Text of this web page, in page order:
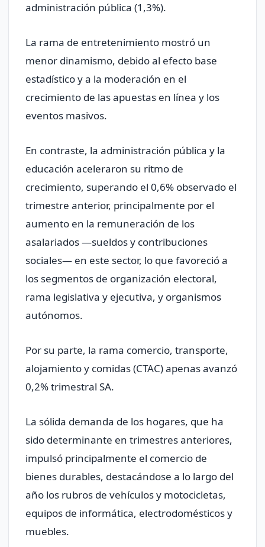
administración pública (1,3%).
La rama de entretenimiento mostró un
menor dinamismo, debido al efecto base
estadístico y a la moderación en el
crecimiento de las apuestas en línea y los
eventos masivos.
En contraste, la administración pública y la
educación aceleraron su ritmo de
crecimiento, superando el 0,6% observado el
trimestre anterior, principalmente por el
aumento en la remuneración de los
asalariados —sueldos y contribuciones
sociales— en este sector, lo que favoreció a
los segmentos de organización electoral,
rama legislativa y ejecutiva, y organismos
autónomos.
Por su parte, la rama comercio, transporte,
alojamiento y comidas (CTAC) apenas avanzó
0,2% trimestral SA.
La sólida demanda de los hogares, que ha
sido determinante en trimestres anteriores,
impulsó principalmente el comercio de
bienes durables, destacándose a lo largo del
año los rubros de vehículos y motocicletas,
equipos de informática, electrodomésticos y
muebles.